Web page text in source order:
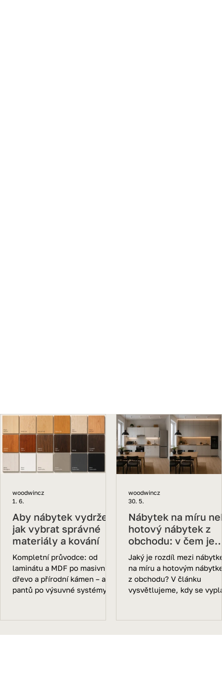
Aby nábytek vydržel:
jak vybrat správné
materiály a kování
Kompletní průvodce: od
laminátu a MDF po masivní
dřevo a přírodní kámen – a od
pantů po výsuvné systémy.
woodwincz
1. 6.
Nábytek na míru
hotový nábytek z
obchodu: v čem je
rozdíl?
Jaký je rozdíl mezi
na míru a hotovým
z obchodu? V článku
vysvětlujeme, kdy se
prostor a proč je oblíbený
hlavně v pražských
woodwincz
30. 5.